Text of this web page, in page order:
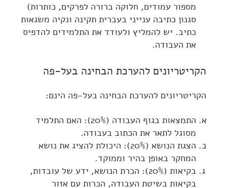
מספור עמודים, חלוקה ברורה לפרקים, כותרות)
סגנון כתיבה ענייני בעברית תקינה ונקיה משגאות
כתיב. יש להמליץ ולעודד את התלמידים להדפיס
את העבודה.
הקריטריונים להערכת הבחינה בעל-פה
הקריטריונים להערכת הבחינה בעל-פה הינם:
התמצאות בגוף העבודה (20%): האם התלמיד
מסוגל לתאר את הכתוב בעבודה.
הצגת הנושא (20%): היכולת להציג את נושא
המחקר באופן בהיר וממוקד.
בקיאות (20%): הכרת הנושא, ידע של עובדות,
בקיאות בשיטת העבודה, הכרות עם אזור